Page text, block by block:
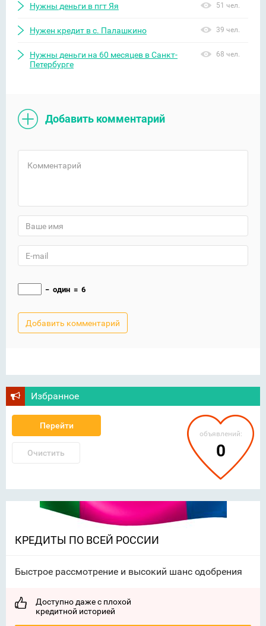
Нужны деньги в пгт Яя 51 чел.
Нужен кредит в с. Палашкино 39 чел.
Нужны деньги на 60 месяцев в Санкт-
Петербурге
68 чел.
Добавить комментарий
− один = 6
Избранное
Перейти
Очистить
объявлений:
0
КРЕДИТЫ ПО ВСЕЙ РОССИИ
Быстрое рассмотрение и высокий шанс одобрения
Доступно даже с плохой
кредитной историей